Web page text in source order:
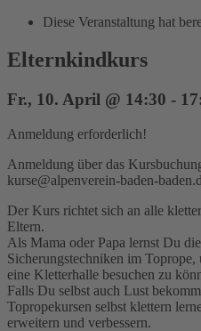
Diese Veranstaltung hat
Elternkindkurs
Fr., 10. April @ 14:30 -
Anmeldung erforderlich!
Anmeldung über das
kurse@alpenverein-baden-
Der Kurs richtet sich an alle
Eltern.
Als Mama oder Papa lernst Du
Sicherungstechniken im
eine Kletterhalle besuchen zu
Falls Du selbst auch Lust
Topropekursen selbst klettern
erweitern und verbessern.